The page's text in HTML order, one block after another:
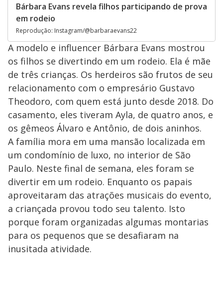
Bárbara Evans revela filhos participando de prova
em rodeio
Reprodução: Instagram/@barbaraevans22
A modelo e influencer Bárbara Evans mostrou
os filhos se divertindo em um rodeio. Ela é mãe
de três crianças. Os herdeiros são frutos de seu
relacionamento com o empresário Gustavo
Theodoro, com quem está junto desde 2018. Do
casamento, eles tiveram Ayla, de quatro anos, e
os gêmeos Álvaro e Antônio, de dois aninhos.
A família mora em uma mansão localizada em
um condomínio de luxo, no interior de São
Paulo. Neste final de semana, eles foram se
divertir em um rodeio. Enquanto os papais
aproveitaram das atrações musicais do evento,
a criançada provou todo seu talento. Isto
porque foram organizadas algumas montarias
para os pequenos que se desafiaram na
inusitada atividade.